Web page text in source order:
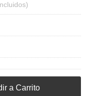
a Carrito